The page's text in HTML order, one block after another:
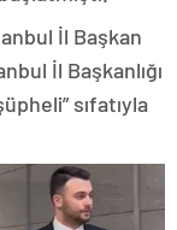
İl Başkan
İl Başkanlığı
sıfatıyla